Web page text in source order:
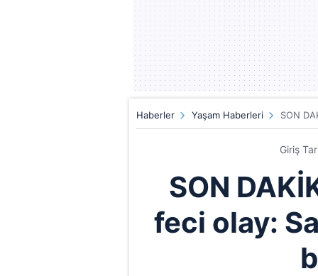
Haberler Yaşam Haberleri SON
Giriş
SON
feci olay: